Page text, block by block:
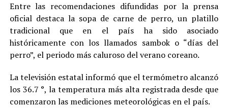
Entre las recomendaciones difundidas por la prensa
oficial destaca la sopa de carne de perro, un platillo
tradicional que en el país ha sido asociado
históricamente con los llamados sambok o “días del
perro”, el periodo más caluroso del verano coreano.
La televisión estatal informó que el termómetro alcanzó
los 36.7 °, la temperatura más alta registrada desde que
comenzaron las mediciones meteorológicas en el país.